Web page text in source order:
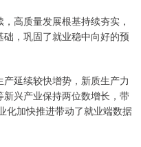
高质量发展根基持续夯实，
，巩固了就业稳中向好的预
延续较快增势，新质生产力
兴产业保持两位数增长，带
化加快推进带动了就业端数据